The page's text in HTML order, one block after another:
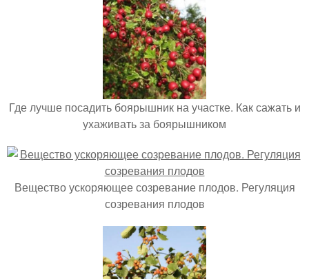
Где лучше посадить боярышник на участке. Как сажать и
ухаживать за боярышником
Вещество ускоряющее созревание плодов. Регуляция
созревания плодов